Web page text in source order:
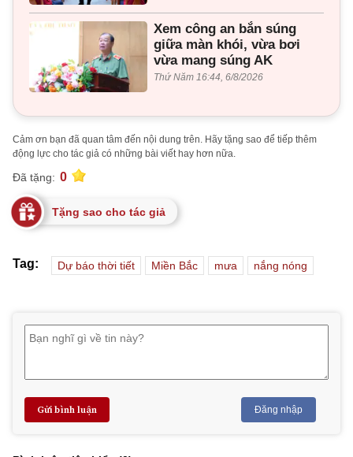
Xem công an bắn súng
giữa màn khói, vừa bơi
vừa mang súng AK
Thứ Năm 16:44, 6/8/2026
Cảm ơn bạn đã quan tâm đến nội dung trên. Hãy tặng sao để tiếp thêm
động lực cho tác giả có những bài viết hay hơn nữa.
Đã tặng: 0
Tặng sao cho tác giả
Tag: Dự báo thời tiết Miền Bắc mưa nắng nóng
Gửi bình luận Đăng nhập